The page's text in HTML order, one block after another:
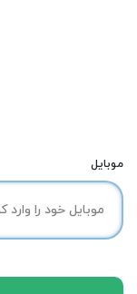
موبایل